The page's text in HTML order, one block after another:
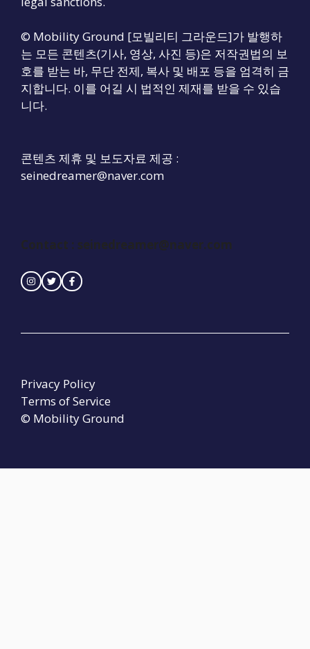
© Mobility Ground [모빌리티 그라운드]가 발행하
는 모든 콘텐츠(기사, 영상, 사진 등)은 저작권법의 보
호를 받는 바, 무단 전제, 복사 및 배포 등을 엄격히 금
지합니다. 이를 어길 시 법적인 제재를 받을 수 있습
니다.
콘텐츠 제휴 및 보도자료 제공 :
seinedreamer@naver.com
Contact : seinedreamer@naver.com
© Mobility Ground
Privacy Policy
Terms of Service